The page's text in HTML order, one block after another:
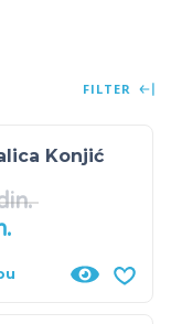
FILTER
Konjić